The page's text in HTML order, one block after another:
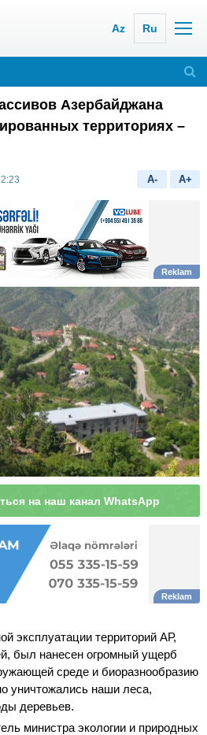
Az Ru
Азербайджана
территориях –
A- A+
ться на наш канал |
эксплуатации территорий АР,
был нанесен огромный ущерб
среде и биоразнообразию
уничтожались наши леса,
деревьев.
министра экологии и природных